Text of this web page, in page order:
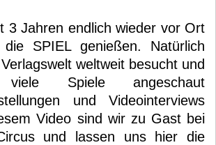
3 Jahren endlich wieder vor Ort
SPIEL genießen. Natürlich
weltweit besucht und
Spiele angeschaut
und Videointerviews
Video sind wir zu Gast bei
und lassen uns hier die